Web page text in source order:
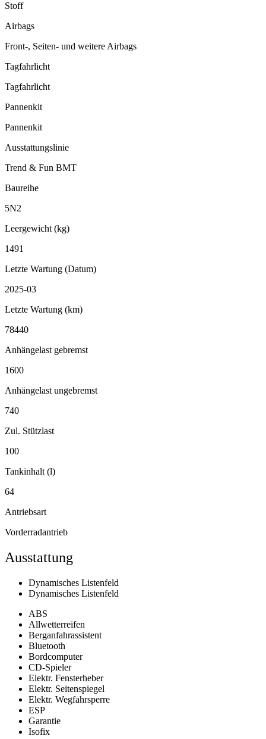
Stoff
Airbags
Front-, Seiten- und weitere Airbags
Tagfahrlicht
Tagfahrlicht
Pannenkit
Pannenkit
Ausstattungslinie
Trend & Fun BMT
Baureihe
5N2
Leergewicht (kg)
1491
Letzte Wartung (Datum)
2025-03
Letzte Wartung (km)
78440
Anhängelast gebremst
1600
Anhängelast ungebremst
740
Zul. Stützlast
100
Tankinhalt (l)
64
Antriebsart
Vorderradantrieb
Ausstattung
Dynamisches Listenfeld
Dynamisches Listenfeld
ABS
Allwetterreifen
Berganfahrassistent
Bluetooth
Bordcomputer
CD-Spieler
Elektr. Fensterheber
Elektr. Seitenspiegel
Elektr. Wegfahrsperre
ESP
Garantie
Isofix